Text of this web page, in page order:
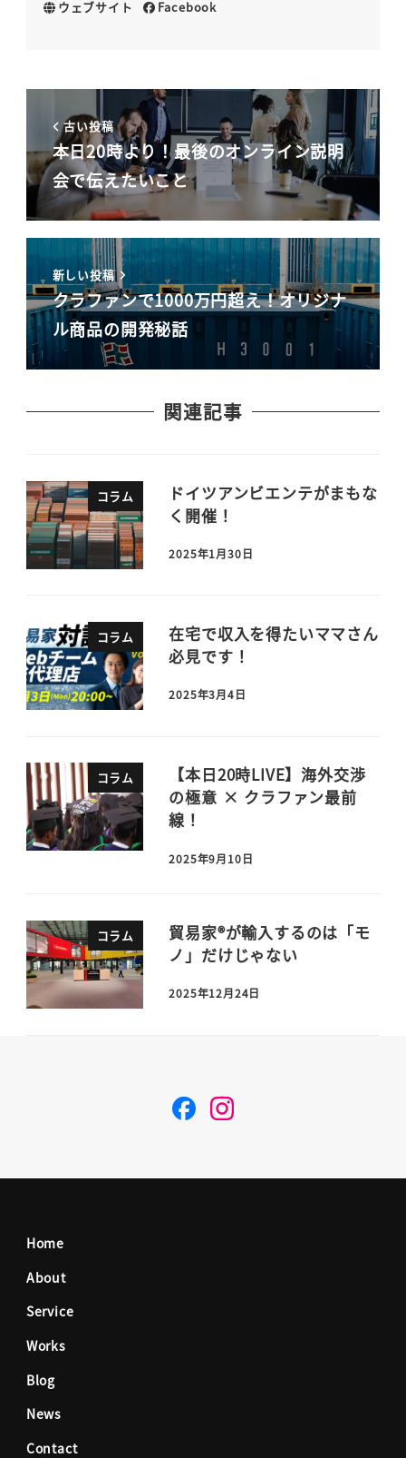
ウェブサイト Facebook
古い投稿
本日20時より！最後のオンライン説明
会で伝えたいこと
新しい投稿
クラファンで1000万円超え！オリジナ
ル商品の開発秘話
関連記事
コラム
ドイツアンビエンテがまもな
く開催！
2025年1月30日
コラム
在宅で収入を得たいママさん
必見です！
2025年3月4日
コラム
【本日20時LIVE】海外交渉
の極意 × クラファン最前
線！
2025年9月10日
コラム
貿易家®が輸入するのは「モ
ノ」だけじゃない
2025年12月24日
F I
Home
About
Service
Works
Blog
News
Contact